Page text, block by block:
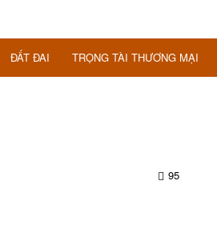
ĐẤT ĐAI TRỌNG TÀI THƯƠNG MẠI
95